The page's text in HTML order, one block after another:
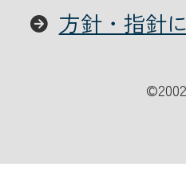
方針・指針
©